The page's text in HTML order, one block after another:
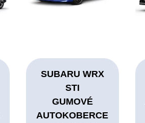
SUBARU WRX
STI
GUMOVÉ
AUTOKOBERCE